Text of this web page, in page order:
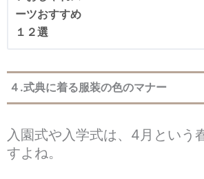
４.式典に着る服装の色のマナー
入園式や入学式は、4月という
すよね。